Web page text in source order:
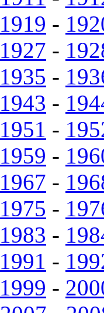
1919 -
1927 -
1935 -
1943 -
1951 -
1959 -
1967 -
1975 -
1983 -
1991 -
1999 -